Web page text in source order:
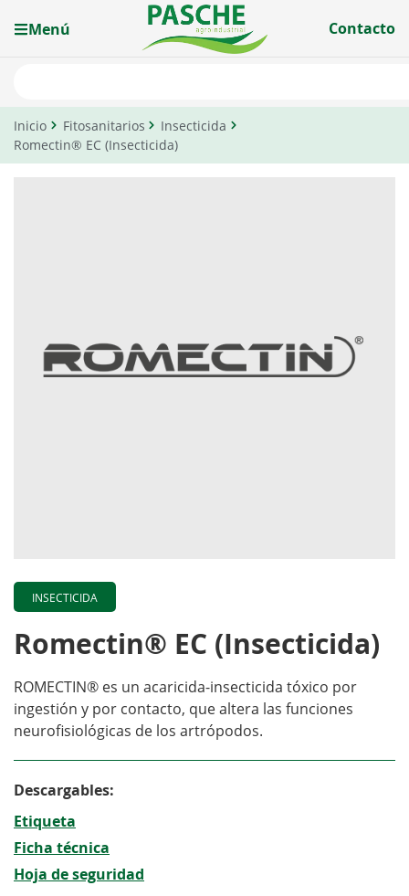
Menú Contacto
Inicio Fitosanitarios
Insecticida
Romectin® EC (Insecticida)
INSECTICIDA
Romectin® EC (Insecticida)
ROMECTIN® es un acaricida-insecticida tóxico por
ingestión y por contacto, que altera las funciones
neurofisiológicas de los artrópodos.
Descargables:
Etiqueta
Ficha técnica
Hoja de seguridad